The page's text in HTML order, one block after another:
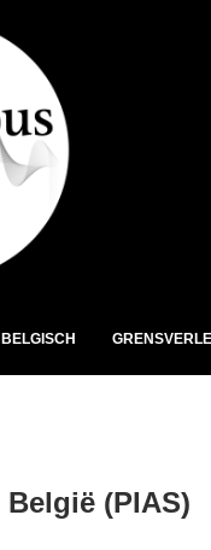
BELGISCH
(PIAS)